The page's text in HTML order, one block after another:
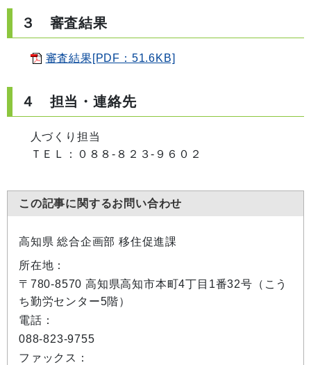
３ 審査結果
審査結果[PDF：51.6KB]
４ 担当・連絡先
人づくり担当
ＴＥＬ：０８８‐８２３‐９６０２
この記事に関するお問い合わせ
高知県 総合企画部 移住促進課
所在地：
〒780-8570 高知県高知市本町4丁目1番32号（こう
ち勤労センター5階）
電話：
088-823-9755
ファックス：